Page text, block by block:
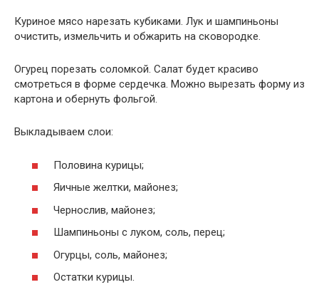
Куриное мясо нарезать кубиками. Лук и шампиньоны
очистить, измельчить и обжарить на сковородке.
Огурец порезать соломкой. Салат будет красиво
смотреться в форме сердечка. Можно вырезать форму из
картона и обернуть фольгой.
Выкладываем слои:
Половина курицы;
Яичные желтки, майонез;
Чернослив, майонез;
Шампиньоны с луком, соль, перец;
Огурцы, соль, майонез;
Остатки курицы.